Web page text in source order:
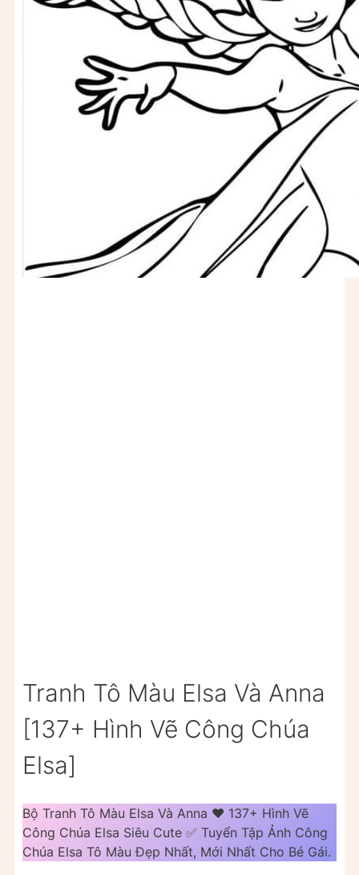
Tranh Tô Màu Elsa Và Anna
[137+ Hình Vẽ Công Chúa
Elsa]
Bộ Tranh Tô Màu Elsa Và Anna ❤️ 137+ Hình Vẽ
Công Chúa Elsa Siêu Cute ✅ Tuyển Tập Ảnh Công
Chúa Elsa Tô Màu Đẹp Nhất, Mới Nhất Cho Bé Gái.